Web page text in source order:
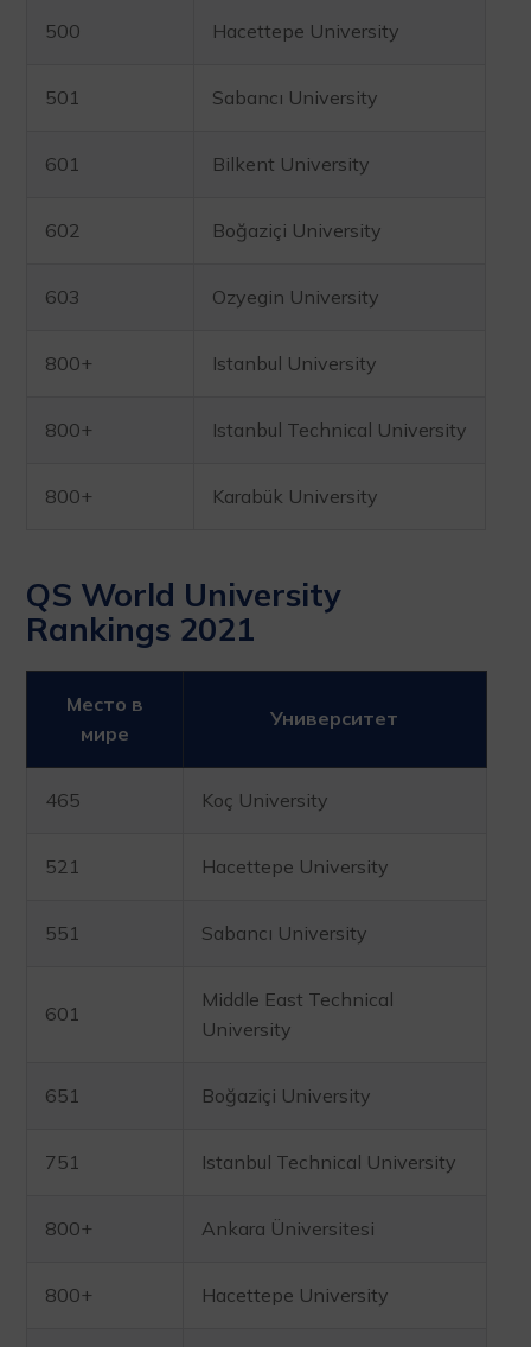
500 Hacettepe University
501 Sabancı University
601 Bilkent University
602 Boğaziçi University
603 Ozyegin University
800+ Istanbul University
800+ Istanbul Technical University
800+ Karabük University
QS World University
Rankings 2021
Место в
мире
Университет
465 Koç University
521 Hacettepe University
551 Sabancı University
601
Middle East Technical
University
651 Boğaziçi University
751 Istanbul Technical University
800+ Ankara Üniversitesi
800+ Hacettepe University